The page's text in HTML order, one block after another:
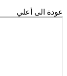
عودة الى أعلي